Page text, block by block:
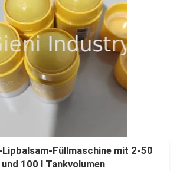
Füllmaschine mit 2-50
100 l Tankvolumen